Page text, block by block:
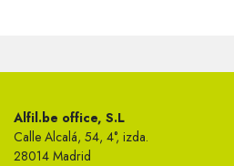
Alfil.be office, S.L
Calle Alcalá, 54, 4°, izda.
28014 Madrid